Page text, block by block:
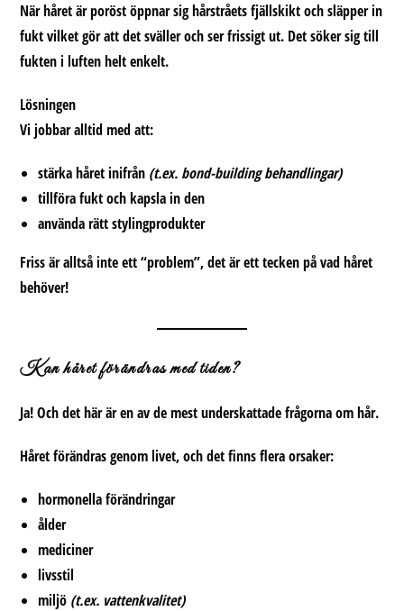
När håret är poröst öppnar sig hårstråets fjällskikt och släpper in
fukt vilket gör att det sväller och ser frissigt ut. Det söker sig till
fukten i luften helt enkelt.
Lösningen
Vi jobbar alltid med att:
stärka håret inifrån (t.ex. bond-building behandlingar)
tillföra fukt och kapsla in den
använda rätt stylingprodukter
Friss är alltså inte ett “problem”, det är etttecken på vad håret
behöver!
Kan håret förändras med tiden?
Ja! Och det här är en av de mest underskattadefrågorna om hår.
Håret förändras genom livet, och det finns flera orsaker:
hormonella förändringar
ålder
mediciner
livsstil
miljö (t.ex. vattenkvalitet)